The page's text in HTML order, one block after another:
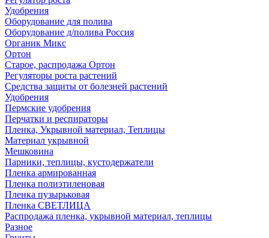
Удобрения
Оборудование для полива
Оборудование д/полива Россия
Органик Микс
Ортон
Старое, распродажа Ортон
Регуляторы роста растений
Средства защиты от болезней растений
Удобрения
Пермские удобрения
Перчатки и респираторы
Пленка, Укрывной материал, Теплицы
Материал укрывной
Мешковина
Парники, теплицы, кустодержатели
Пленка армированная
Пленка полиэтиленовая
Пленка пузырьковая
Пленка СВЕТЛИЦА
Распродажа пленка, укрывной материал, теплицы
Разное